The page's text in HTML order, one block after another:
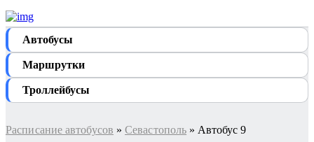
Автобуcы
Маршрутки
Троллейбусы
Расписание автобусов » Севастополь » Автобус 9